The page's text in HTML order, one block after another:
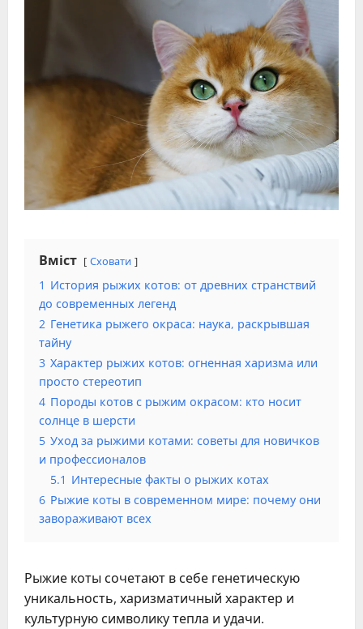
Вміст Сховати
1 История рыжих котов: от древних странствий
до современных легенд
2 Генетика рыжего окраса: наука, раскрывшая
тайну
3 Характер рыжих котов: огненная харизма или
просто стереотип
4 Породы котов с рыжим окрасом: кто носит
солнце в шерсти
5 Уход за рыжими котами: советы для новичков
и профессионалов
5.1 Интересные факты о рыжих котах
6 Рыжие коты в современном мире: почему они
завораживают всех
Рыжие коты сочетают в себе генетическую
уникальность, харизматичный характер и
культурную символику тепла и удачи.